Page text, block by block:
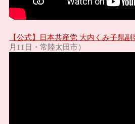
【公式】日本共産党 大内くみ子県副
月11日・常陸太田市）